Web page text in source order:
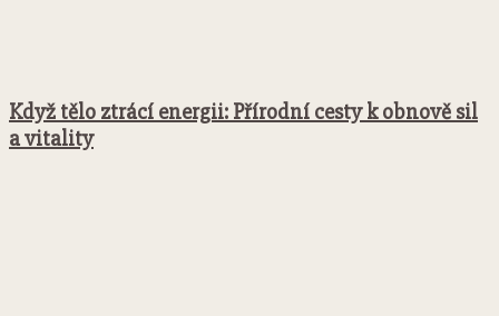
Když tělo ztrácí energii: Přírodní cesty k obnově sil
a vitality